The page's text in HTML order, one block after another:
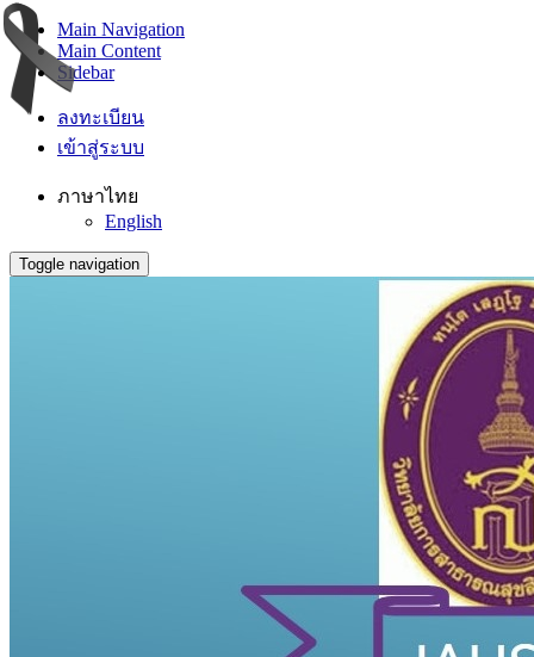
Main Navigation
Main Content
Sidebar
ลงทะเบียน
เข้าสู่ระบบ
ภาษาไทย
English
Toggle navigation